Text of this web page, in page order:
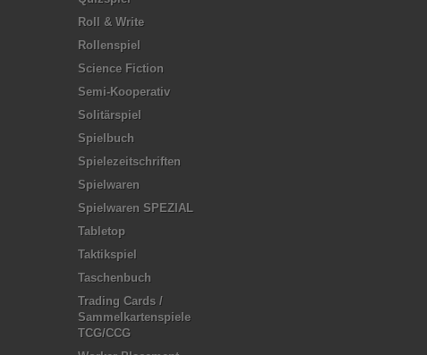
Roll & Write
Rollenspiel
Science Fiction
Semi-Kooperativ
Solitärspiel
Spielbuch
Spielezeitschriften
Spielwaren
Spielwaren SPEZIAL
Tabletop
Taktikspiel
Taschenbuch
Trading Cards /
Sammelkartenspiele
TCG/CCG